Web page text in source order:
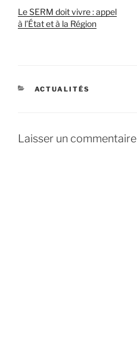
Le SERM doit vivre : appel
à l’État et à la Région
CATÉGORIES
ACTUALITÉS
Laisser un commentaire